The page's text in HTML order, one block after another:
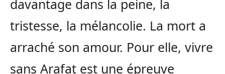
davantage dans la peine, la
tristesse, la mélancolie. La mort a
arraché son amour. Pour elle, vivre
sans Arafat est une épreuve